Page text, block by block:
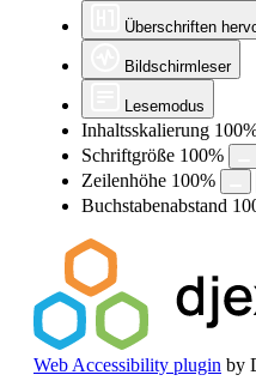
Überschriften
Bildschirmleser
Lesemodus
Inhaltsskalierung 100
Schriftgröße 100%
Zeilenhöhe 100%
Buchstabenabstand
Web Accessibility plugin by